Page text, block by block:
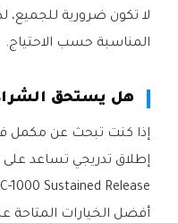
لا تكون ضرورية للجميع،
المناسبة حسب الاحتياج.
هل يستحق
إطلاق تدريجي تساعد على
أفضل الخيارات المتاحة